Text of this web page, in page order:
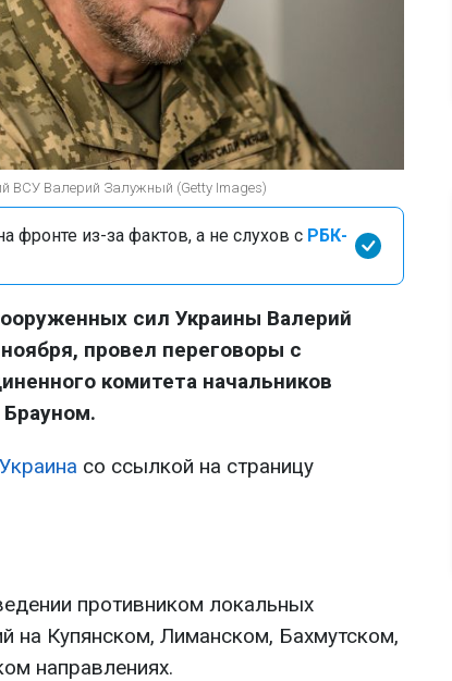
ВСУ Валерий Залужный (Getty Images)
фронте из-за фактов, а не слухов с РБК-
сил Украины Валерий
провел переговоры с
комитета начальников
со ссылкой на страницу
противником локальных
на Купянском, Лиманском, Бахмутском,
направлениях.